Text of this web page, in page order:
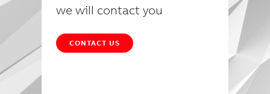
we will contact you
CONTACT US